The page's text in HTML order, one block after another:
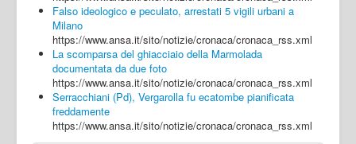
Falso ideologico e peculato, arrestati 5 vigili urbani a
Milano
https://www.ansa.it/sito/notizie/cronaca/cronaca_rss.xml
La scomparsa del ghiacciaio della Marmolada
documentata da due foto
https://www.ansa.it/sito/notizie/cronaca/cronaca_rss.xml
Serracchiani (Pd), Vergarolla fu ecatombe pianificata
freddamente
https://www.ansa.it/sito/notizie/cronaca/cronaca_rss.xml